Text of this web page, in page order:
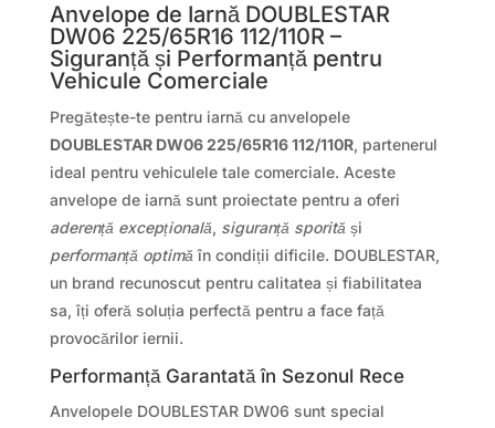
Anvelope de Iarnă DOUBLESTAR
DW06 225/65R16 112/110R –
Siguranță și Performanță pentru
Vehicule Comerciale
Pregătește-te pentru iarnă cu anvelopele
DOUBLESTAR DW06 225/65R16 112/110R, partenerul
ideal pentru vehiculele tale comerciale. Aceste
anvelope de iarnă sunt proiectate pentru a oferi
aderență excepțională, siguranță sporită și
performanță optimă în condiții dificile. DOUBLESTAR,
un brand recunoscut pentru calitatea și fiabilitatea
sa, îți oferă soluția perfectă pentru a face față
provocărilor iernii.
Performanță Garantată în Sezonul Rece
Anvelopele DOUBLESTAR DW06 sunt special